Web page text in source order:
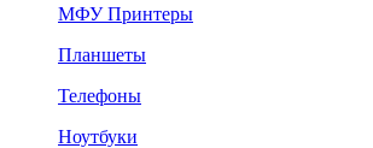
МФУ Принтеры
Планшеты
Телефоны
Ноутбуки